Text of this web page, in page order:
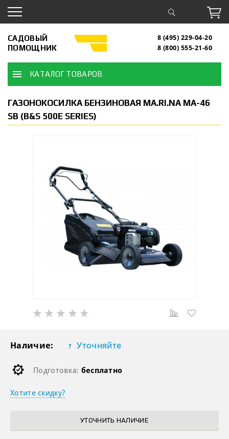
САДОВЫЙ
ПОМОЩНИК
8 (495) 229-04-20
8 (800) 555-21-60
КАТАЛОГ ТОВАРОВ
ГАЗОНОКОСИЛКА БЕНЗИНОВАЯ MA.RI.NA MA-46
SB (B&S 500E SERIES)
Наличие: Уточняйте
Подготовка: бесплатно
Хотите скидку?
УТОЧНИТЬ НАЛИЧИЕ